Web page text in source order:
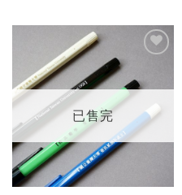
望輕
已售完